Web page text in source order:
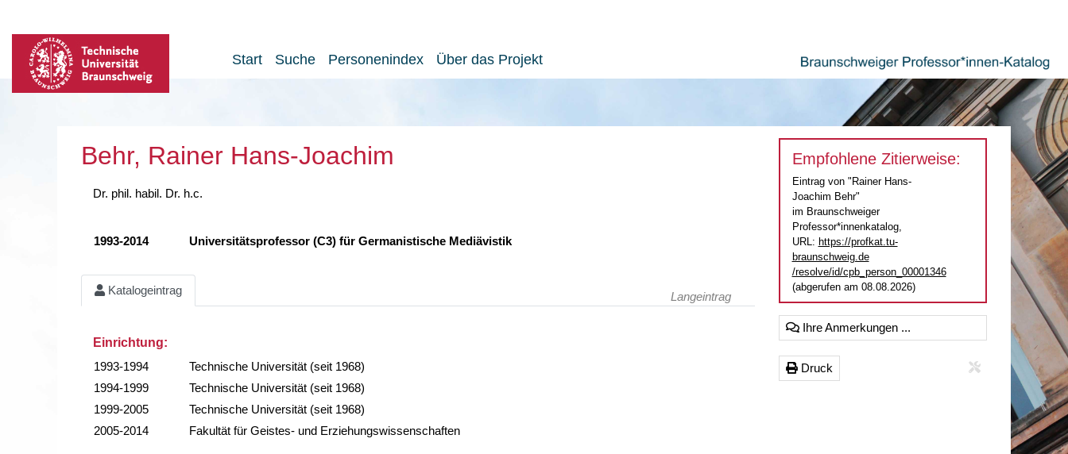
Start Suche Personenindex Über das Projekt
Behr, Rainer Hans-Joachim
Dr. phil. habil. Dr. h.c.
1993-2014 Universitätsprofessor (C3) für Germanistische Mediävistik
Katalogeintrag Langeintrag
Einrichtung:
1993-1994
Technische Universität (seit 1968)
1994-1999
Technische Universität (seit 1968)
1999-2005
Technische Universität (seit 1968)
2005-2014
Fakultät für Geistes- und Erziehungswissenschaften
Empfohlene Zitierweise:
Eintrag von "Rainer Hans-
Joachim Behr"
im Braunschweiger
Professor*innenkatalog,
URL: https://profkat.tu-
braunschweig.de
/resolve/id/cpb_person_00001346
(abgerufen am 08.08.2026)
Ihre Anmerkungen ...
Druck